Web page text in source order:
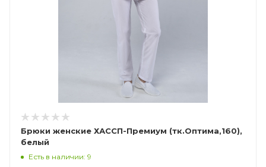
Брюки женские ХАССП-Премиум (тк.Оптима,160),
белый
Есть в наличии: 9